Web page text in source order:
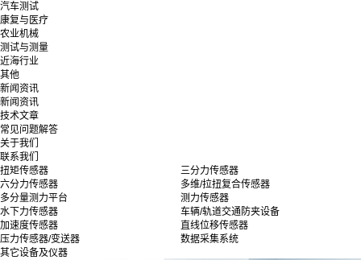
汽车测试
康复与医疗
农业机械
测试与测量
近海行业
其他
新闻资讯
新闻资讯
技术文章
常见问题解答
关于我们
联系我们
扭矩传感器
三分力传感器
六分力传感器
多维/拉扭复合传感器
多分量测力平台
测力传感器
水下力传感器
车辆/轨道交通防夹设备
加速度传感器
直线位移传感器
压力传感器/变送器
数据采集系统
其它设备及仪器